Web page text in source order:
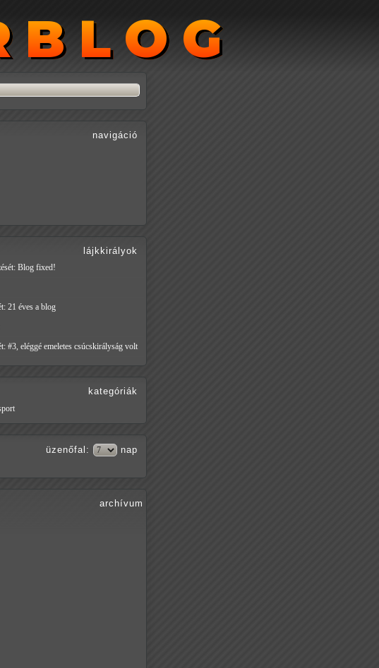
navigáció
lájkkirályok
Blog fixed!
21 éves a blog
#3, eléggé emeletes csúcskirályság volt
kategóriák
üzenőfal : nap
archívum